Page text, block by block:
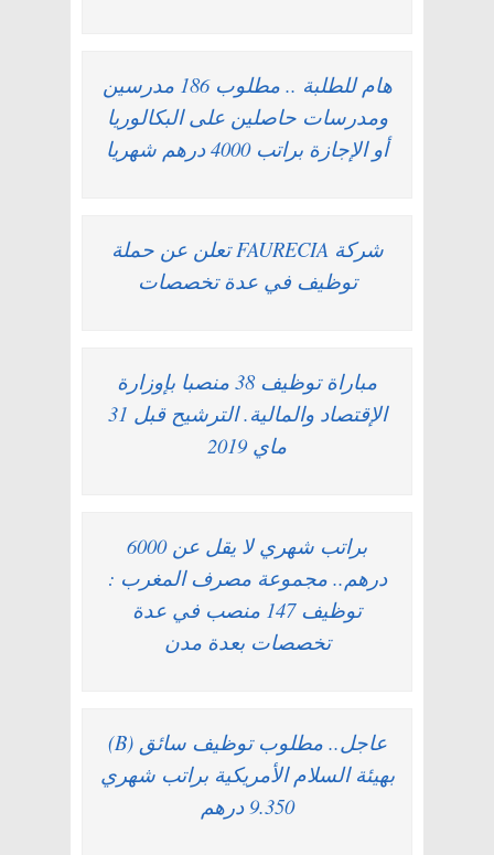
هام للطلبة .. مطلوب 186 مدرسين
ومدرسات حاصلين على البكالوريا
أو الإجازة براتب 4000 درهم شهريا
شركة FAURECIA تعلن عن حملة
توظيف في عدة تخصصات
مباراة توظيف 38 منصبا بإوزارة
الإقتصاد والمالية. الترشيح قبل 31
ماي 2019
براتب شهري لا يقل عن 6000
درهم.. مجموعة مصرف المغرب :
توظيف 147 منصب في عدة
تخصصات بعدة مدن
عاجل.. مطلوب توظيف سائق (B)
بهيئة السلام الأمريكية براتب شهري
9.350 درهم